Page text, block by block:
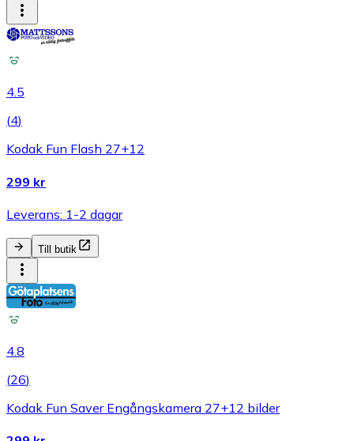
4.5
(4)
Kodak Fun Flash 27+12
299 kr
Leverans: 1-2 dagar
Till butik
4.8
(26)
Kodak Fun Saver Engångskamera 27+12 bilder